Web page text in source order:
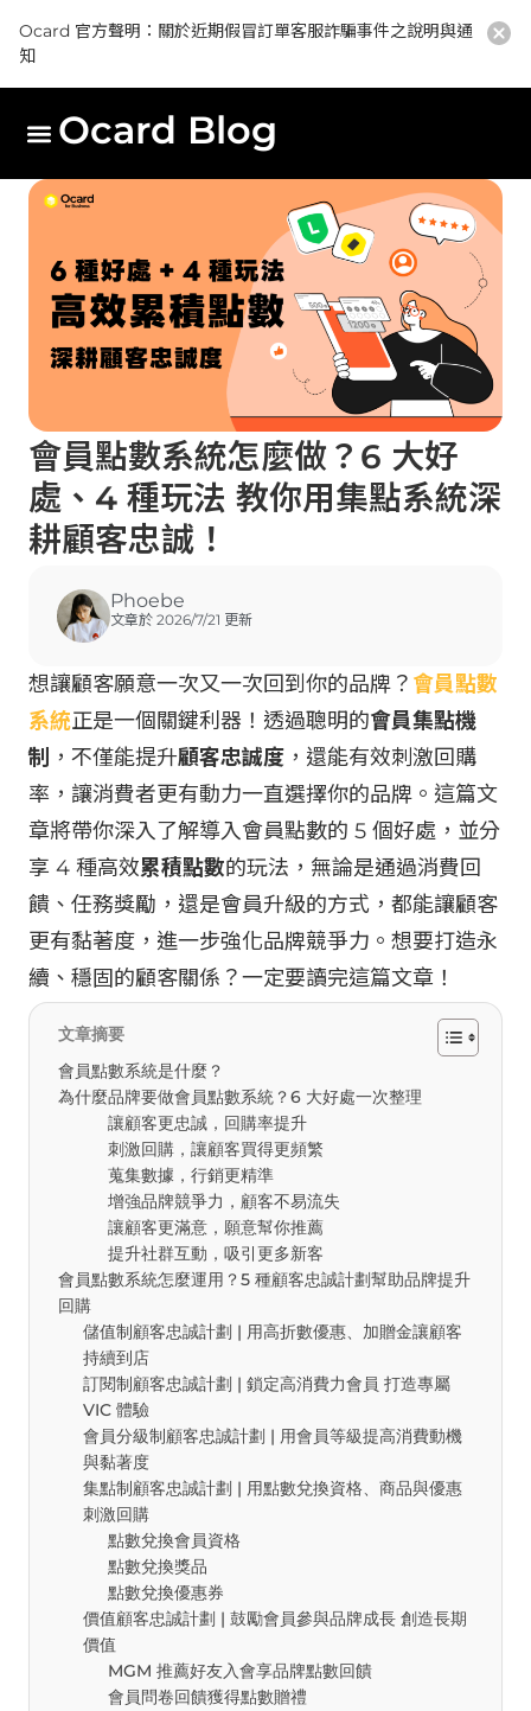
Ocard 官方聲明：關於近期假冒訂單客服詐騙事件之說明與通
知
Ocard Blog
會員點數系統怎麼做？6 大好
處、4 種玩法 教你用集點系統深
耕顧客忠誠！
Phoebe
文章於 2026/7/21 更新
想讓顧客願意一次又一次回到你的品牌？ 會員點數
系統正是一個關鍵利器！透過聰明的會員集點機
制 ，不僅能提升顧客忠誠度 ，還能有效刺激回購
率，讓消費者更有動力一直選擇你的品牌。這篇文
章將帶你深入了解導入會員點數的 5 個好處，並分
享 4 種高效累積點數的玩法，無論是通過消費回
饋、任務獎勵，還是會員升級的方式，都能讓顧客
更有黏著度，進一步強化品牌競爭力。想要打造永
續、穩固的顧客關係？一定要讀完這篇文章！
文章摘要
會員點數系統是什麼？
為什麼品牌要做會員點數系統？6 大好處一次整理
讓顧客更忠誠，回購率提升
刺激回購，讓顧客買得更頻繁
蒐集數據，行銷更精準
增強品牌競爭力，顧客不易流失
讓顧客更滿意，願意幫你推薦
提升社群互動，吸引更多新客
會員點數系統怎麼運用？5 種顧客忠誠計劃幫助品牌提升
回購
儲值制顧客忠誠計劃 | 用高折數優惠、加贈金讓顧客
持續到店
訂閱制顧客忠誠計劃 | 鎖定高消費力會員 打造專屬
VIC 體驗
會員分級制顧客忠誠計劃 | 用會員等級提高消費動機
與黏著度
集點制顧客忠誠計劃 | 用點數兌換資格、商品與優惠
刺激回購
點數兌換會員資格
點數兌換獎品
點數兌換優惠券
價值顧客忠誠計劃 | 鼓勵會員參與品牌成長 創造長期
價值
MGM 推薦好友入會享品牌點數回饋
會員問卷回饋獲得點數贈禮